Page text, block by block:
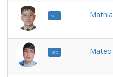
MED
MED Mateo